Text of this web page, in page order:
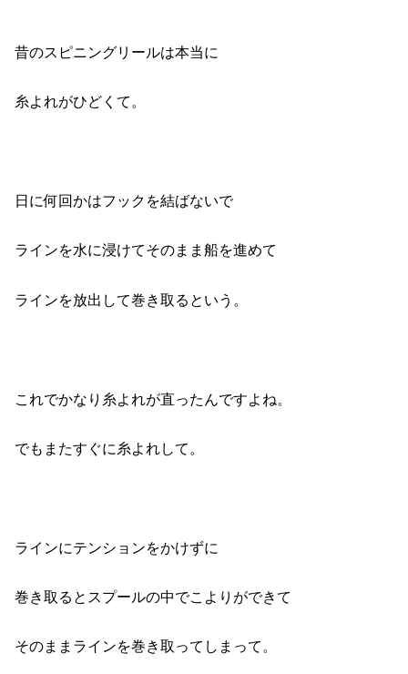
昔のスピニングリールは本当に
糸よれがひどくて。
日に何回かはフックを結ばないで
ラインを水に浸けてそのまま船を進めて
ラインを放出して巻き取るという。
これでかなり糸よれが直ったんですよね。
でもまたすぐに糸よれして。
ラインにテンションをかけずに
巻き取るとスプールの中でこよりができて
そのままラインを巻き取ってしまって。